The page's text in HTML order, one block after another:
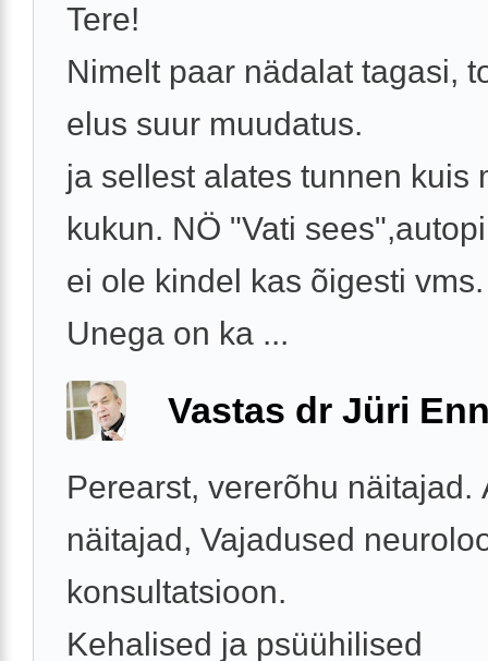
Tere!
Nimelt paar nädalat tagasi,
elus suur muudatus.
ja sellest alates tunnen kuis
kukun. NÖ "Vati
ei ole kindel kas õigesti vms.
Unega on ka ...
Vastas dr Jüri
Perearst, vererõhu näitajad.
näitajad, Vajadused
konsultatsioon.
Kehalised ja psüühilised